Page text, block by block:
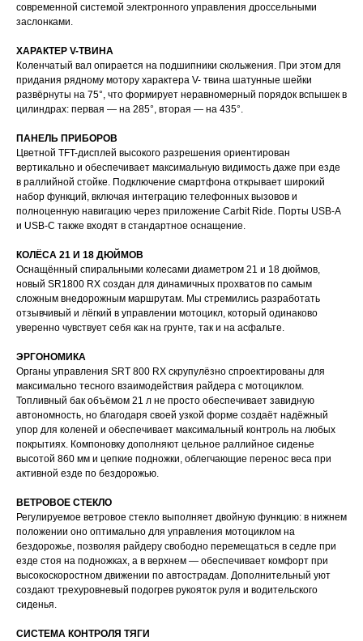
современной системой электронного управления дроссельными
заслонками.
ХАРАКТЕР V-ТВИНА
Коленчатый вал опирается на подшипники скольжения. При этом для
придания рядному мотору характера V- твина шатунные шейки
развёрнуты на 75°, что формирует неравномерный порядок вспышек в
цилиндрах: первая — на 285°, вторая — на 435°.
ПАНЕЛЬ ПРИБОРОВ
Цветной TFT-дисплей высокого разрешения ориентирован
вертикально и обеспечивает максимальную видимость даже при езде
в раллийной стойке. Подключение смартфона открывает широкий
набор функций, включая интеграцию телефонных вызовов и
полноценную навигацию через приложение Carbit Ride. Порты USB-A
и USB-C также входят в стандартное оснащение.
КОЛЁСА 21 И 18 ДЮЙМОВ
Оснащённый спиральными колесами диаметром 21 и 18 дюймов,
новый SR1800 RX создан для динамичных прохватов по самым
сложным внедорожным маршрутам. Мы стремились разработать
отзывчивый и лёгкий в управлении мотоцикл, который одинаково
уверенно чувствует себя как на грунте, так и на асфальте.
ЭРГОНОМИКА
Органы управления SRT 800 RX скрупулёзно спроектированы для
максимально тесного взаимодействия райдера с мотоциклом.
Топливный бак объёмом 21 л не просто обеспечивает завидную
автономность, но благодаря своей узкой форме создаёт надёжный
упор для коленей и обеспечивает максимальный контроль на любых
покрытиях. Компоновку дополняют цельное раллийное сиденье
высотой 860 мм и цепкие подножки, облегчающие перенос веса при
активной езде по бездорожью.
ВЕТРОВОЕ СТЕКЛО
Регулируемое ветровое стекло выполняет двойную функцию: в нижнем
положении оно оптимально для управления мотоциклом на
бездорожье, позволяя райдеру свободно перемещаться в седле при
езде стоя на подножках, а в верхнем — обеспечивает комфорт при
высокоскоростном движении по автострадам. Дополнительный уют
создают трехуровневый подогрев рукояток руля и водительского
сиденья.
СИСТЕМА КОНТРОЛЯ ТЯГИ